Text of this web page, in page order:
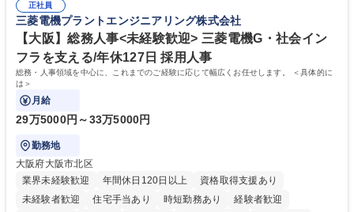
募集職種 【大阪・京都・滋賀】営業事務 ※未経験可
えて、お客様や社員の状況に合わせ、能動的なサポート、改善の動きも期
待され。組織を支えるスペシャリストとして、チームに貢献し、結果的に
社員から頼られる存在になることができます。平均19:30の退勤以降の業
務の持ち帰りも禁止されており、メリハリのある働き方となります。 学
歴・資格 学歴：大学院 大学 高専 短大 語学力： 資格：
正社員
三菱電機プラントエンジニアリング株式会社
【大阪】総務人事<未経験歓迎> 三菱電機G・社会イン
フラを支える/年休127日 採用人事
総務・人事領域を中心に、これまでのご経験に応じて幅広くお任せします。 ＜具体的に
は＞
月給
29万5000円～33万5000円
勤務地
大阪府大阪市北区
業界未経験歓迎
年間休日120日以上
資格取得支援あり
未経験者歓迎
住宅手当あり 時短勤務あり
経験者歓迎